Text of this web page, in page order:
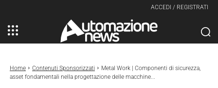
ACCEDI / REGISTRATI
Home Contenuti Sponsorizzati
Metal Work | Componenti di sicurezza,
asset fondamentali nella progettazione delle macchine...